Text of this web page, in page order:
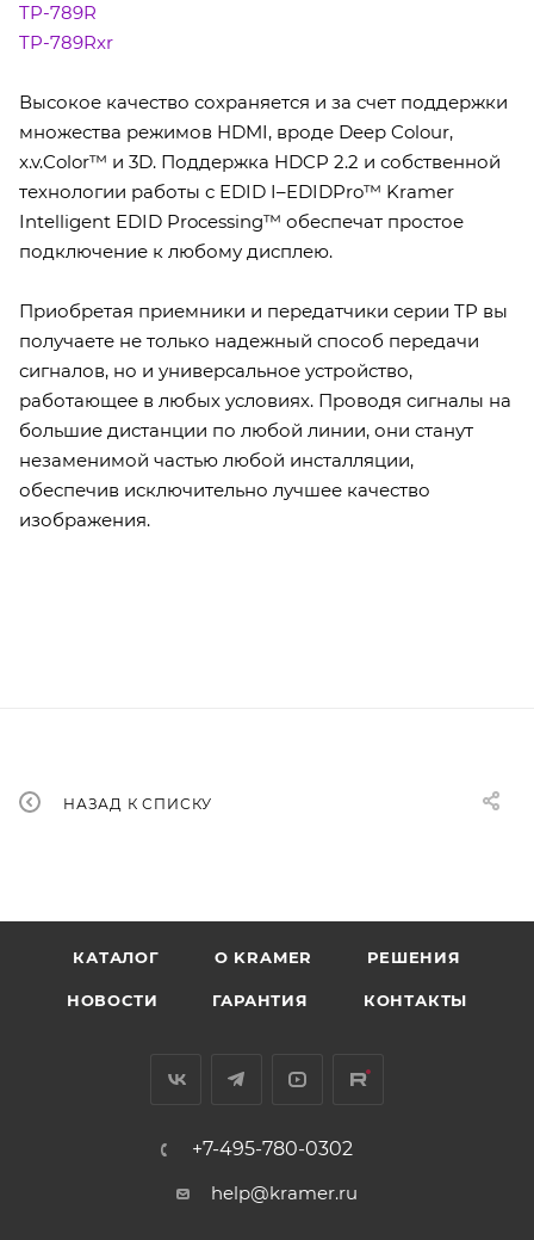
TP-789R
TP-789Rxr
Высокое качество сохраняется и за счет поддержки
множества режимов HDMI, вроде Deep Colour,
x.v.Color™ и 3D. Поддержка HDCP 2.2 и собственной
технологии работы с EDID I–EDIDPro™ Kramer
Intelligent EDID Processing™ обеспечат простое
подключение к любому дисплею.
Приобретая приемники и передатчики серии TP вы
получаете не только надежный способ передачи
сигналов, но и универсальное устройство,
работающее в любых условиях. Проводя сигналы на
большие дистанции по любой линии, они станут
незаменимой частью любой инсталляции,
обеспечив исключительно лучшее качество
изображения.
НАЗАД К СПИСКУ
КАТАЛОГ O KRAMER РЕШЕНИЯ
НОВОСТИ ГАРАНТИЯ КОНТАКТЫ
+7-495-780-0302
help@kramer.ru